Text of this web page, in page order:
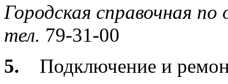
Городская справочная
тел. 79-31-00
5. Подключение и